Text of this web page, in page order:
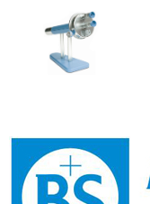
전기 계측
점도계
튀김오일 산패도
파티클카운터
편광계/밀도계